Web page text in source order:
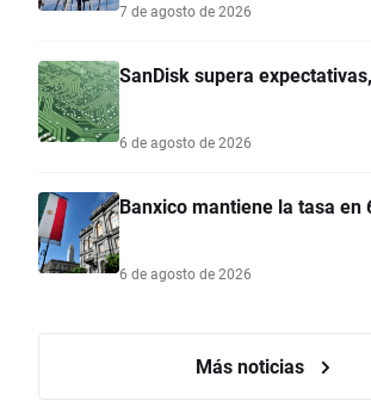
7 de agosto de 2026
SanDisk supera
6 de agosto de 2026
Banxico mantiene la tasa en
6 de agosto de 2026
Más noticias